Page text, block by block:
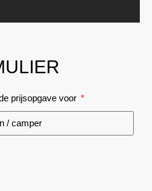
prijsopgave voor